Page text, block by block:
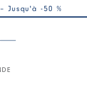
Jusqu'à -50 %